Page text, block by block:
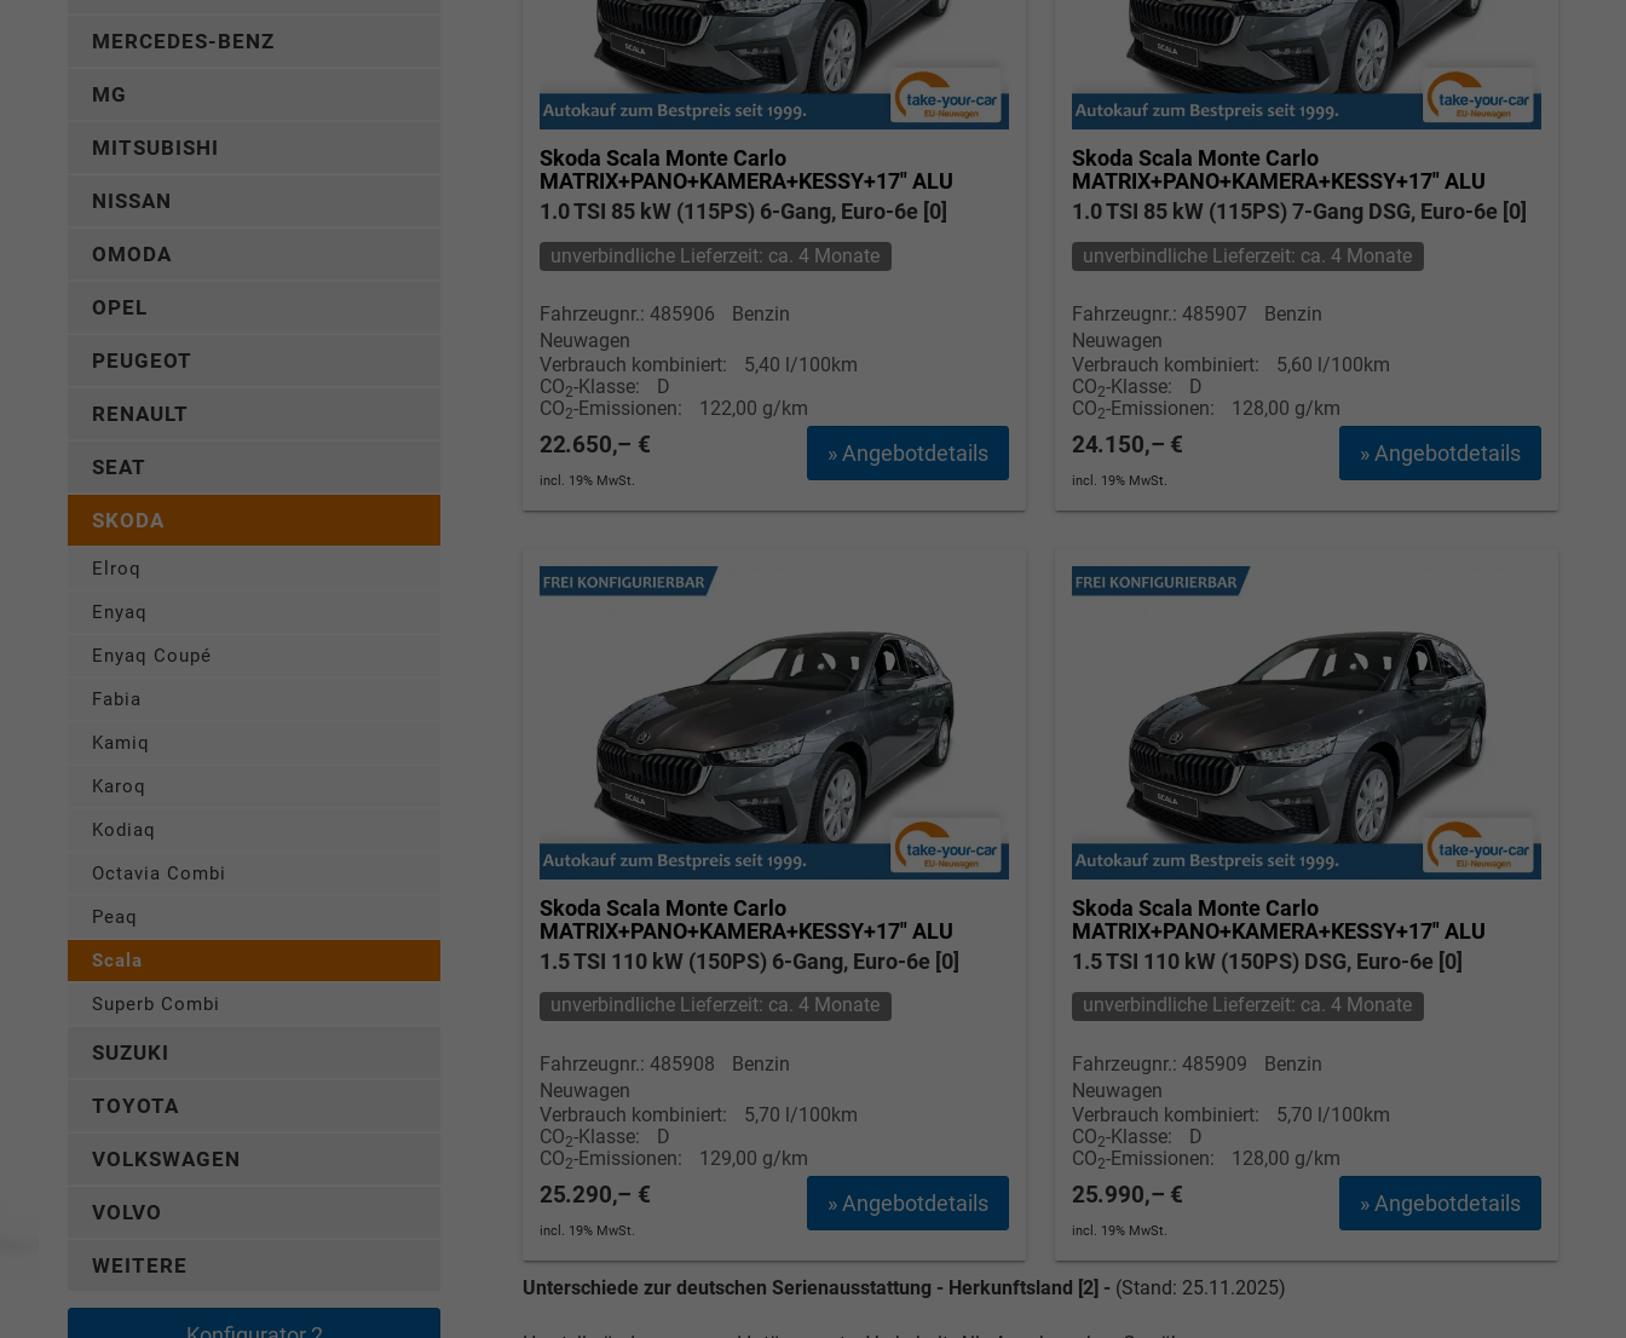
Skoda Scala Monte Carlo
MATRIX+PANO+KAMERA+KESSY+17" ALU
1.0 TSI 85 kW (115PS) 6-Gang, Euro-6e [0]
unverbindliche Lieferzeit: ca. 4 Monate
Fahrzeugnr.: 485906
Benzin
Neuwagen
Verbrauch kombiniert:
5,40 l/100km
CO2-Klasse:
D
CO2-Emissionen: 122,00 g/km
» Angebotdetails
22.650,– €
incl. 19% MwSt.
Skoda Scala Monte Carlo
MATRIX+PANO+KAMERA+KESSY+17" ALU
1.0 TSI 85 kW (115PS) 7-Gang DSG, Euro-6e [0]
unverbindliche Lieferzeit: ca. 4 Monate
Fahrzeugnr.: 485907
Benzin
Neuwagen
Verbrauch kombiniert:
5,60 l/100km
CO2-Klasse:
D
CO2-Emissionen: 128,00 g/km
» Angebotdetails
24.150,– €
incl. 19% MwSt.
Skoda Scala Monte Carlo
MATRIX+PANO+KAMERA+KESSY+17" ALU
1.5 TSI 110 kW (150PS) 6-Gang, Euro-6e [0]
unverbindliche Lieferzeit: ca. 4 Monate
Fahrzeugnr.: 485908
Benzin
Neuwagen
Verbrauch kombiniert:
5,70 l/100km
CO2-Klasse:
D
CO2-Emissionen: 129,00 g/km
» Angebotdetails
25.290,– €
incl. 19% MwSt.
Skoda Scala Monte Carlo
MATRIX+PANO+KAMERA+KESSY+17" ALU
1.5 TSI 110 kW (150PS) DSG, Euro-6e [0]
unverbindliche Lieferzeit: ca. 4 Monate
Fahrzeugnr.: 485909
Benzin
Neuwagen
Verbrauch kombiniert:
5,70 l/100km
CO2-Klasse:
D
CO2-Emissionen: 128,00 g/km
» Angebotdetails
25.990,– €
incl. 19% MwSt.
Unterschiede zur deutschen Serienausstattung - Herkunftsland [2] - (Stand: 25.11.2025)
MERCEDES-BENZ
MG
MITSUBISHI
NISSAN
OMODA
OPEL
PEUGEOT
RENAULT
SEAT
SKODA
Elroq
Enyaq
Enyaq Coupé
Fabia
Kamiq
Karoq
Kodiaq
Octavia Combi
Peaq
Scala
Superb Combi
SUZUKI
TOYOTA
VOLKSWAGEN
VOLVO
WEITERE